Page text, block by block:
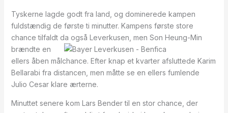
Tyskerne lagde godt fra land, og dominerede kampen
fuldstændig de første ti minutter. Kampens første store
chance tilfaldt da også Leverkusen, men Son Heung-Min
brændte en
ellers åben målchance. Efter knap et kvarter afsluttede Karim
Bellarabi fra distancen, men måtte se en ellers fumlende
Julio Cesar klare ærterne.
Minuttet senere kom Lars Bender til en stor chance, der